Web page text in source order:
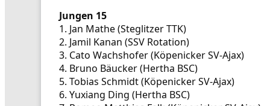
Jungen 15
1. Jan Mathe (Steglitzer TTK)
2. Jamil Kanan (SSV Rotation)
3. Cato Wachshofer (Köpenicker SV-Ajax)
4. Bruno Bäucker (Hertha BSC)
5. Tobias Schmidt (Köpenicker SV-Ajax)
6. Yuxiang Ding (Hertha BSC)